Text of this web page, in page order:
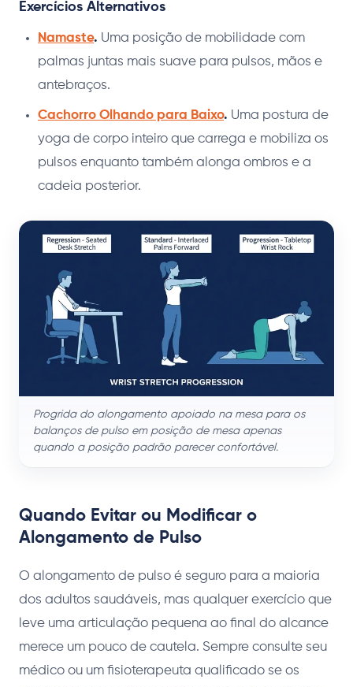
Exercícios Alternativos
Namaste. Uma posição de mobilidade com
palmas juntas mais suave para pulsos, mãos e
antebraços.
Cachorro Olhando para Baixo. Uma postura de
yoga de corpo inteiro que carrega e mobiliza os
pulsos enquanto também alonga ombros e a
cadeia posterior.
Progrida do alongamento apoiado na mesa para os
balanços de pulso em posição de mesa apenas
quando a posição padrão parecer confortável.
Quando Evitar ou Modificar o
Alongamento de Pulso
O alongamento de pulso é seguro para a maioria
dos adultos saudáveis, mas qualquer exercício que
leve uma articulação pequena ao final do alcance
merece um pouco de cautela. Sempre consulte seu
médico ou um fisioterapeuta qualificado se os